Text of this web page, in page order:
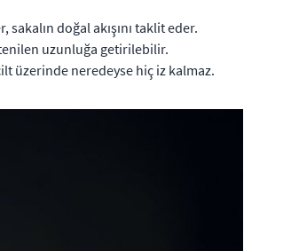
doğal akışını taklit eder.
uzunluğa getirilebilir.
üzerinde neredeyse hiç iz kalmaz.